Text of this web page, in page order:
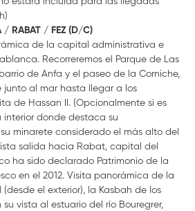
/ RABAT / FEZ (D/C)
de la capital administrativa e
Recorreremos el Parque de Las
de Anfa y el paseo de la Corniche,
junto al mar hasta llegar a los
de Hassan II. (Opcionalmente si es
interior donde destaca su
minarete considerado el más alto del
salida hacia Rabat, capital del
ha sido declarado Patrimonio de la
en el 2012. Visita panorámica de la
el exterior), la Kasbah de los
su vista al estuario del río Bouregrer,